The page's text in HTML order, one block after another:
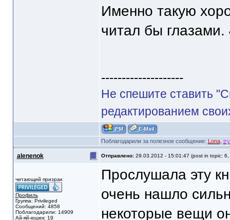
Именно такую
читал бы глазами.
--------------------
Не спешите ставить
редактированием
Поблагодарили за полезное сообщение: Lona,
alenenok Отправлено: 29.03.2012 - 15:01:47 (post in topic: 6,
читающий призрак
Профиль
Группа: Privileged
Сообщений: 4858
Поблагодарили: 14909
Ай-яй-юшек: 19
Прослушала эту
очень нашло
некоторые вещи